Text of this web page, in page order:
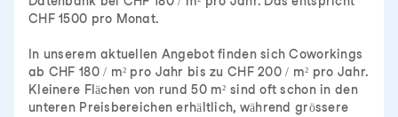
CHF 1500 pro Monat.
In unserem aktuellen Angebot finden sich Coworkings
ab CHF 180 / m² pro Jahr bis zu CHF 200 / m² pro Jahr.
Kleinere Flächen von rund 50 m² sind oft schon in den
unteren Preisbereichen erhältlich, während grössere